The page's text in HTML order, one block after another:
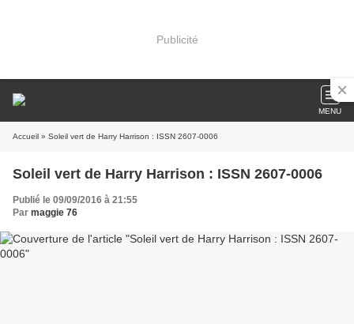
Publicité
MENU
Accueil » Soleil vert de Harry Harrison : ISSN 2607-0006
Soleil vert de Harry Harrison : ISSN 2607-0006
Publié le 09/09/2016 à 21:55
Par maggie 76